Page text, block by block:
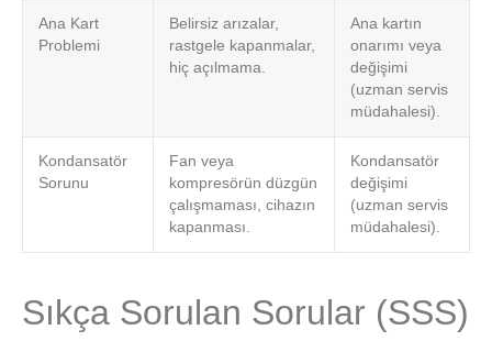
Ana Kart
Problemi
Belirsiz arızalar,
rastgele kapanmalar,
hiç açılmama.
Ana kartın
onarımı veya
değişimi
(uzman servis
müdahalesi).
Kondansatör
Sorunu
Fan veya
kompresörün düzgün
çalışmaması, cihazın
kapanması.
Kondansatör
değişimi
(uzman servis
müdahalesi).
Sıkça Sorulan Sorular (SSS)